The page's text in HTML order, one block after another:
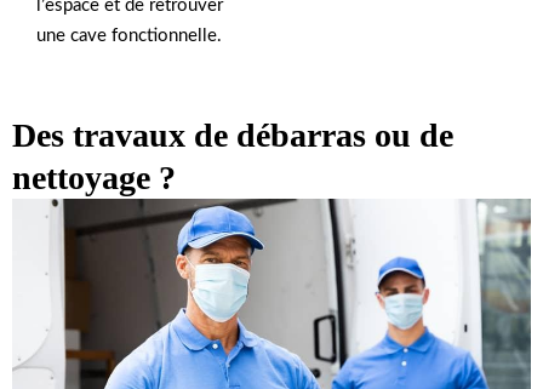
l’espace et de retrouver
une cave fonctionnelle.
Des travaux de débarras ou de
nettoyage ?